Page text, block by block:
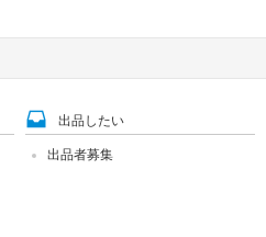
出品したい
出品者募集